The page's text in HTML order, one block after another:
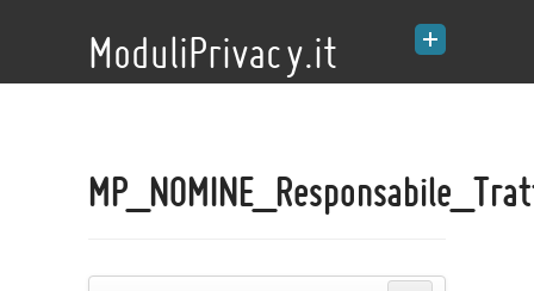
ModuliPrivacy.it